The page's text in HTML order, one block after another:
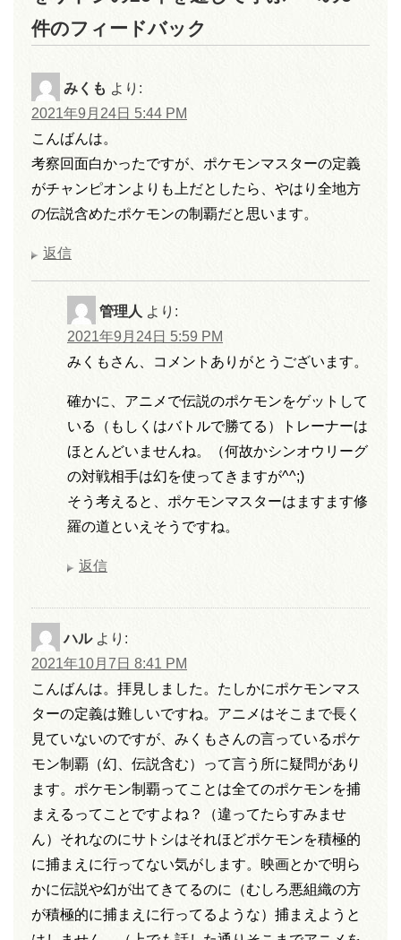
件のフィードバック
みくも より:
2021年9月24日 5:44 PM
こんばんは。
考察回面白かったですが、ポケモンマスターの定義
がチャンピオンよりも上だとしたら、やはり全地方
の伝説含めたポケモンの制覇だと思います。
返信
管理人 より:
2021年9月24日 5:59 PM
みくもさん、コメントありがとうございます。
確かに、アニメで伝説のポケモンをゲットして
いる（もしくはバトルで勝てる）トレーナーは
ほとんどいませんね。（何故かシンオウリーグ
の対戦相手は幻を使ってきますが^^;)
そう考えると、ポケモンマスターはますます修
羅の道といえそうですね。
返信
ハル より:
2021年10月7日 8:41 PM
こんばんは。拝見しました。たしかにポケモンマス
ターの定義は難しいですね。アニメはそこまで長く
見ていないのですが、みくもさんの言っているポケ
モン制覇（幻、伝説含む）って言う所に疑問があり
ます。ポケモン制覇ってことは全てのポケモンを捕
まえるってことですよね？（違ってたらすみませ
ん）それなのにサトシはそれほどポケモンを積極的
に捕まえに行ってない気がします。映画とかで明ら
かに伝説や幻が出てきてるのに（むしろ悪組織の方
が積極的に捕まえに行ってるような）捕まえようと